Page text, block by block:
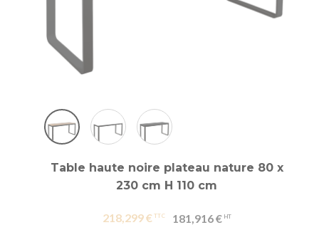
Table haute noire plateau nature 80 x
230 cm H 110 cm
218,299 € 181,916 €